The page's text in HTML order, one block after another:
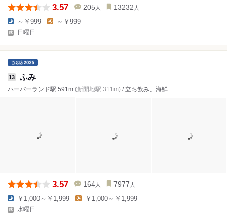
3.57 205 人 13232 人
～￥999 ～￥999
日曜日
13 ふみ
ハーバーランド駅 591m (新開地駅 311m) / 立ち飲み、海鮮
3.57 164 人 7977 人
￥1,000～￥1,999 ￥1,000～￥1,999
水曜日